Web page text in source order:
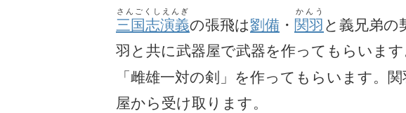
三国志演義
さんごくしえんぎ
の張飛は劉備 ・ 関羽
かんう
と義兄弟の
羽と共に武器屋で武器を作ってもらいま
「雌雄一対の剣」を作ってもらいます。関
屋から受け取ります。